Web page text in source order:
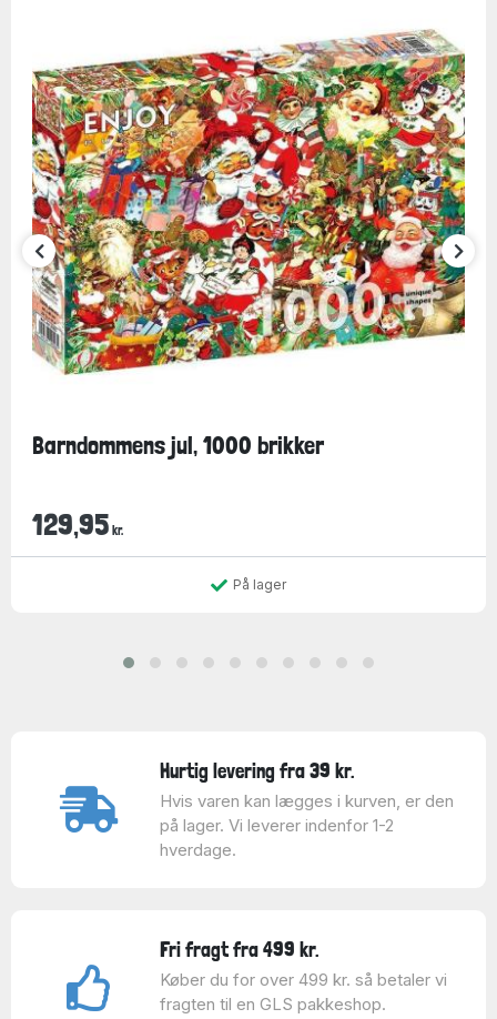
Barndommens jul, 1000 brikker
129,95 kr.
På lager
Hurtig levering fra 39 kr.
Hvis varen kan lægges i kurven, er den
på lager. Vi leverer indenfor 1-2
hverdage.
Fri fragt fra 499 kr.
Køber du for over 499 kr. så betaler vi
fragten til en GLS pakkeshop.